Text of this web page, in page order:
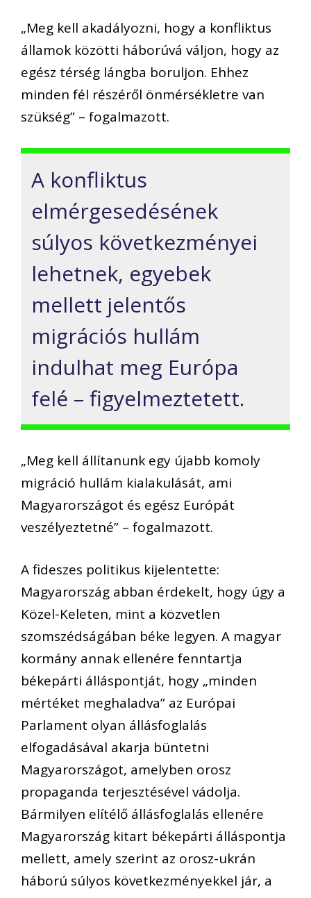
„Meg kell akadályozni, hogy a konfliktus
államok közötti háborúvá váljon, hogy az
egész térség lángba boruljon. Ehhez
minden fél részéről önmérsékletre van
szükség” – fogalmazott.
A konfliktus
elmérgesedésének
súlyos következményei
lehetnek, egyebek
mellett jelentős
migrációs hullám
indulhat meg Európa
felé – figyelmeztetett.
„Meg kell állítanunk egy újabb komoly
migráció hullám kialakulását, ami
Magyarországot és egész Európát
veszélyeztetné” – fogalmazott.
A fideszes politikus kijelentette:
Magyarország abban érdekelt, hogy úgy a
Közel-Keleten, mint a közvetlen
szomszédságában béke legyen. A magyar
kormány annak ellenére fenntartja
békepárti álláspontját, hogy „minden
mértéket meghaladva” az Európai
Parlament olyan állásfoglalás
elfogadásával akarja büntetni
Magyarországot, amelyben orosz
propaganda terjesztésével vádolja.
Bármilyen elítélő állásfoglalás ellenére
Magyarország kitart békepárti álláspontja
mellett, amely szerint az orosz-ukrán
háború súlyos következményekkel jár, a